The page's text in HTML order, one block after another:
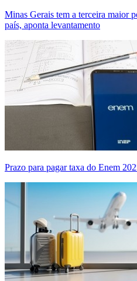
Minas Gerais tem a terceira maior
país, aponta levantamento
Prazo para pagar taxa do Enem